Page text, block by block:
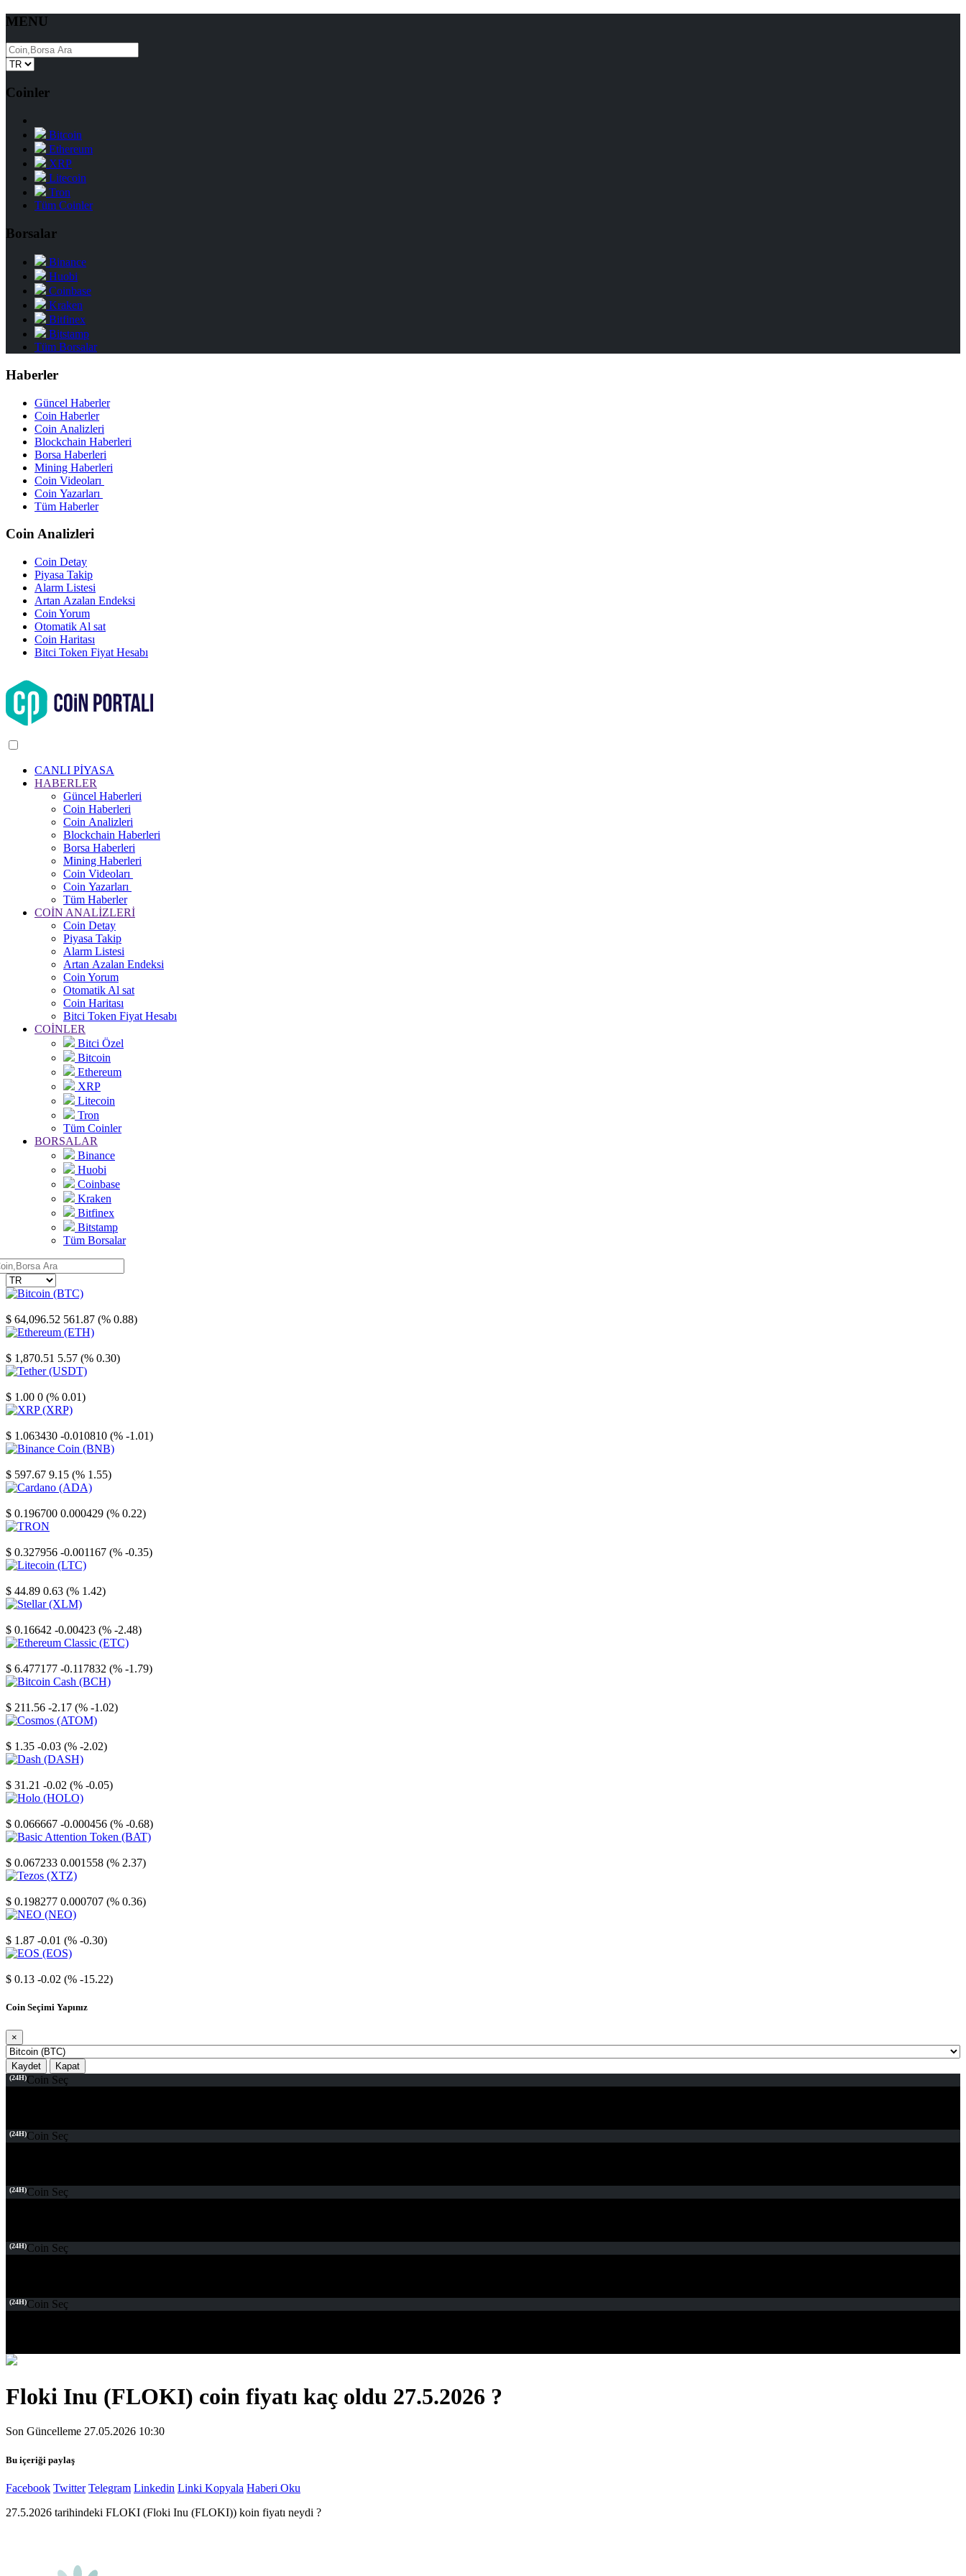
MENU
Coinler
Bitcoin
Ethereum
XRP
Litecoin
Tron
Tüm Coinler
Borsalar
Binance
Huobi
Coinbase
Kraken
Bitfinex
Bitstamp
Tüm Borsalar
Haberler
Güncel Haberler
Coin Haberler
Coin Analizleri
Blockchain Haberleri
Borsa Haberleri
Mining Haberleri
Coin Videoları
Coin Yazarları
Tüm Haberler
Coin Analizleri
Coin Detay
Piyasa Takip
Alarm Listesi
Artan Azalan Endeksi
Coin Yorum
Otomatik Al sat
Coin Haritası
Bitci Token Fiyat Hesabı
CANLI PİYASA
HABERLER
Güncel Haberleri
Coin Haberleri
Coin Analizleri
Blockchain Haberleri
Borsa Haberleri
Mining Haberleri
Coin Videoları
Coin Yazarları
Tüm Haberler
COİN ANALİZLERİ
Coin Detay
Piyasa Takip
Alarm Listesi
Artan Azalan Endeksi
Coin Yorum
Otomatik Al sat
Coin Haritası
Bitci Token Fiyat Hesabı
COİNLER
Bitci Özel
Bitcoin
Ethereum
XRP
Litecoin
Tron
Tüm Coinler
BORSALAR
Binance
Huobi
Coinbase
Kraken
Bitfinex
Bitstamp
Tüm Borsalar
$ 64,096.52 561.87 (% 0.88)
$ 1,870.51 5.57 (% 0.30)
$ 1.00 0 (% 0.01)
$ 1.063430 -0.010810 (% -1.01)
$ 597.67 9.15 (% 1.55)
$ 0.196700 0.000429 (% 0.22)
$ 0.327956 -0.001167 (% -0.35)
$ 44.89 0.63 (% 1.42)
$ 0.16642 -0.00423 (% -2.48)
$ 6.477177 -0.117832 (% -1.79)
$ 211.56 -2.17 (% -1.02)
$ 1.35 -0.03 (% -2.02)
$ 31.21 -0.02 (% -0.05)
$ 0.066667 -0.000456 (% -0.68)
$ 0.067233 0.001558 (% 2.37)
$ 0.198277 0.000707 (% 0.36)
$ 1.87 -0.01 (% -0.30)
$ 0.13 -0.02 (% -15.22)
Coin Seçimi Yapınız
×
Kaydet Kapat
(24H)Coin Seç
(24H)Coin Seç
(24H)Coin Seç
(24H)Coin Seç
(24H)Coin Seç
Floki Inu (FLOKI) coin fiyatı kaç oldu 27.5.2026 ?
Son Güncelleme 27.05.2026 10:30
Bu içeriği paylaş
Facebook Twitter Telegram Linkedin Linki Kopyala Haberi Oku
27.5.2026 tarihindeki FLOKI (Floki Inu (FLOKI)) koin fiyatı neydi ?